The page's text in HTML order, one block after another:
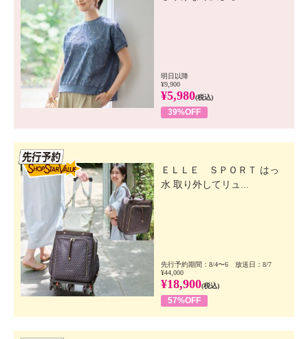
明日以降
¥9,900
¥5,980(税込)
39%OFF
ＥＬＬＥ ＳＰＯＲＴ はっ
水 取り外してリュ...
先行予約期間：8/4〜6 放送日：8/7
¥44,000
¥18,900(税込)
57%OFF